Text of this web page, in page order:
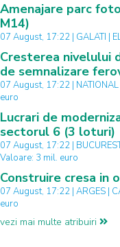
Amenajare parc
M14)
07 August, 17:22 | GALATI |
Cresterea nivelului
de semnalizare
07 August, 17:22 |
euro
Lucrari de
sectorul 6 (3 loturi)
07 August, 17:22 |
Valoare: 3 mil. euro
Construire cresa in
07 August, 17:22 | ARGES |
euro
vezi mai multe atribuiri